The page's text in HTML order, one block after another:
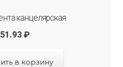
канцелярская
51.93 ₽
в корзину